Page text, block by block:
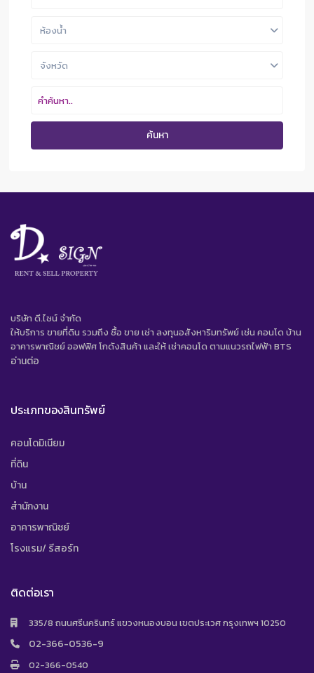
ห้องน้ำ
จังหวัด
ค้นหา
บริษัท ดี.ไซน์ จํากัด
ให้บริการ ขายที่ดิน รวมถึง ซื้อ ขาย เช่า ลงทุนอสังหาริมทรัพย์ เช่น คอนโด บ้าน
อาคารพาณิชย์ ออฟฟิศ โกดังสินค้า และให้ เช่าคอนโด ตามแนวรถไฟฟ้า BTS
อ่านต่อ
ประเภทของสินทรัพย์
คอนโดมิเนียม
ที่ดิน
บ้าน
สำนักงาน
อาคารพาณิชย์
โรงแรม/ รีสอร์ท
ติดต่อเรา
335/8 ถนนศรีนครินทร์ แขวงหนองบอน เขตประเวศ กรุงเทพฯ 10250
02-366-0536-9
02-366-0540